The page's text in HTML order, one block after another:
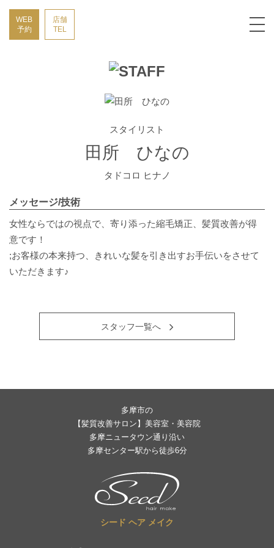
スタイリスト
田所 ひなの
タドコロ ヒナノ
メッセージ/技術
女性ならではの視点で、寄り添った縮毛矯正、髪質改善が得
意です！
;お客様の本来持つ、きれいな髪を引き出すお手伝いをさせて
いただきます♪
スタッフ一覧へ
多摩市の
【髪質改善サロン】美容室・美容院
多摩ニュータウン通り沿い
多摩センター駅から徒歩6分
シード ヘア メイク
WEB
予約
店舗
TEL